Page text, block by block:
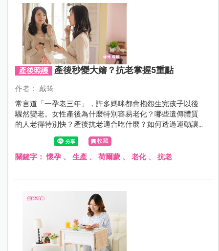
產後照護 產後秒變大嬸？抗老掌握5重點
作者： 戴筠
常言道「一孕老三年」，許多媽咪都會抱怨生完孩子以後
驟然變老。女性產後為什麼特別容易老化？哪些遺傳體質
的人老得特別快？產後抗老適合吃什麼？如何透過運動讓
自己變年輕？
收藏
關鍵字：懷孕、 生產、 荷爾蒙、 老化、 抗老